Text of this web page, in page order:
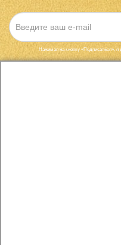
Нажимая на кнопку «Подписаться», я